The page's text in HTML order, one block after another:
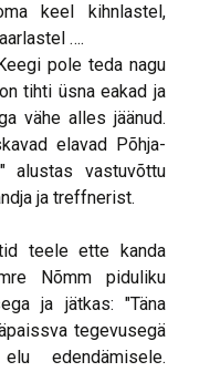
keel kihnlastel,
….
pole teda nagu
tihti üsna eakad ja
vähe alles jäänud.
elavad Põhja-
alustas vastuvõttu
ja treffnerist.
teele ette kanda
Nõmm piduliku
ja jätkas: "Täna
tegevusegä
edendämisele.